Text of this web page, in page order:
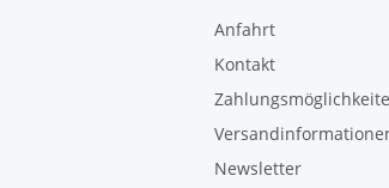
Anfahrt
Kontakt
Newsletter